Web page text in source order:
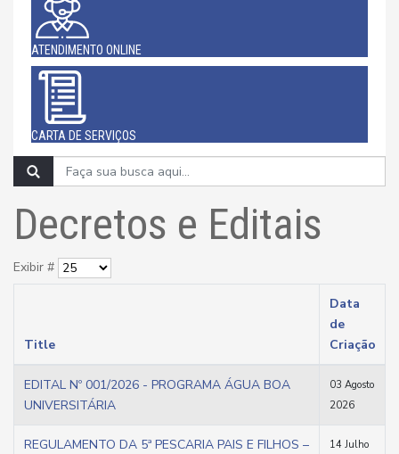
ATENDIMENTO ONLINE
CARTA DE SERVIÇOS
Decretos e Editais
Exibir #
Title
Data
de
Criação
EDITAL Nº 001/2026 - PROGRAMA ÁGUA BOA
UNIVERSITÁRIA
03 Agosto
2026
REGULAMENTO DA 5ª PESCARIA PAIS E FILHOS –
14 Julho